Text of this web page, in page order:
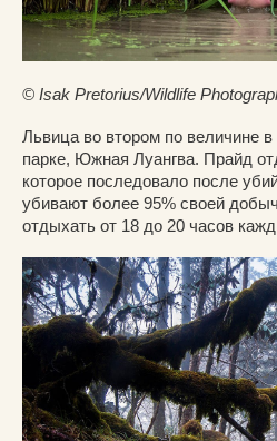
© Isak Pretorius/Wildlife
Львица во втором по величине
парке, Южная Луангва. Прайд
которое последовало после
убивают более 95% своей
отдыхать от 18 до 20 часов